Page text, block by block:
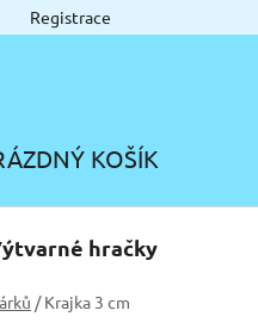
Registrace
KOŠÍK
hračky
/ Krajka 3 cm